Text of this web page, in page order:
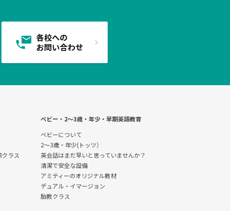
各校への
お問い合わせ
クラス
ベビー・2〜3歳・年少・早期英語教育
ベビーについて
2～3歳・年少(トッツ）
英会話はまだ早いと思っていませんか？
清潔で安全な設備
アミティーのオリジナル教材
デュアル・イマージョン
胎教クラス